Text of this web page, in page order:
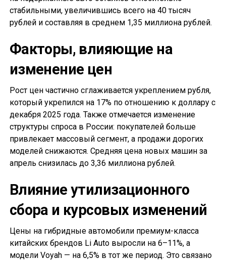
стабильными, увеличившись всего на 40 тысяч
рублей и составляя в среднем 1,35 миллиона рублей.
Факторы, влияющие на
изменение цен
Рост цен частично сглаживается укреплением рубля,
который укрепился на 17% по отношению к доллару с
декабря 2025 года. Также отмечается изменение
структуры спроса в России: покупателей больше
привлекает массовый сегмент, а продажи дорогих
моделей снижаются. Средняя цена новых машин за
апрель снизилась до 3,36 миллиона рублей.
Влияние утилизационного
сбора и курсовых изменений
Цены на гибридные автомобили премиум-класса
китайских брендов Li Auto выросли на 6–11%, а
модели Voyah — на 6,5% в тот же период. Это связано